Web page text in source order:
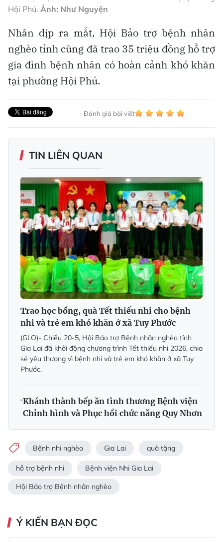
Hội Phú. Ảnh: Như Nguyện
Nhân dịp ra mắt, Hội Bảo trợ bệnh nhân
nghèo tỉnh cũng đã trao 35 triệu đồng hỗ trợ
gia đình bệnh nhân có hoàn cảnh khó khăn
tại phường Hội Phú.
Đánh giá bài viết
TIN LIÊN QUAN
Trao học bổng, quà Tết thiếu nhi cho bệnh
nhi và trẻ em khó khăn ở xã Tuy Phước
(GLO)- Chiều 20-5, Hội Bảo trợ Bệnh nhân nghèo tỉnh
Gia Lai đã khởi động chương trình Tết thiếu nhi 2026, chia
sẻ yêu thương vì bệnh nhi và trẻ em khó khăn ở xã Tuy
Phước.
Khánh thành bếp ăn tình thương Bệnh viện
Chỉnh hình và Phục hồi chức năng Quy Nhơn
Bệnh nhi nghèo Gia Lai quà tặng
hỗ trợ bệnh nhi Bệnh viện Nhi Gia Lai
Hội Bảo trợ Bệnh nhân nghèo
Ý KIẾN BẠN ĐỌC